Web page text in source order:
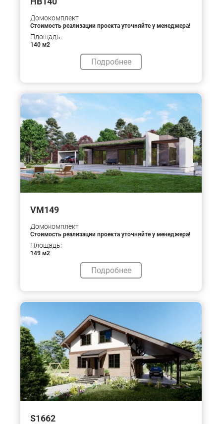
Домокомплект
Стоимость реализации проекта уточняйте у менеджера!
Площадь:
140 м2
Подробнее
VM149
Домокомплект
Стоимость реализации проекта уточняйте у менеджера!
Площадь:
149 м2
Подробнее
S1662